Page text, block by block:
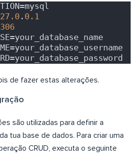
. 0.1
de fazer estas alterações.
são utilizadas para definir a
tua base de dados. Para criar uma
CRUD, executa o seguinte